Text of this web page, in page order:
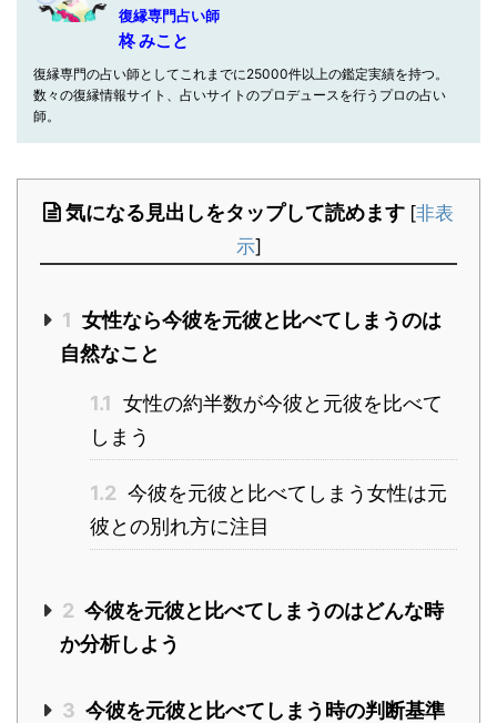
復縁専門占い師
柊 みこと
復縁専門の占い師としてこれまでに25000件以上の鑑定実績を持つ。
数々の復縁情報サイト、占いサイトのプロデュースを行うプロの占い
師。
気になる見出しをタップして読めます [非表
示]
1 女性なら今彼を元彼と比べてしまうのは
自然なこと
1.1 女性の約半数が今彼と元彼を比べて
しまう
1.2 今彼を元彼と比べてしまう女性は元
彼との別れ方に注目
2 今彼を元彼と比べてしまうのはどんな時
か分析しよう
3 今彼を元彼と比べてしまう時の判断基準